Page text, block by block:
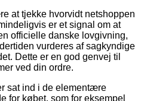
at tjekke hvorvidt netshoppen
er et signal om at
officielle danske lovgivning,
vurderes af sagkyndige
Dette er en god genvej til
ved din ordre.
sat ind i de elementære
for købet, som for eksempel